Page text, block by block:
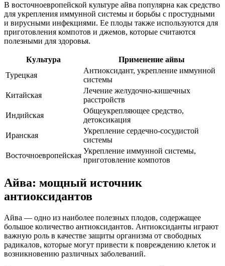
В восточноевропейской культуре айва популярна как средство
для укрепления иммунной системы и борьбы с простудными
и вирусными инфекциями. Ее плоды также используются для
приготовления компотов и джемов, которые считаются
полезными для здоровья.
Культура
Применение айвы
Турецкая
Антиоксидант, укрепление иммунной
системы
Китайская
Лечение желудочно-кишечных
расстройств
Индийская
Общеукрепляющее средство,
детоксикация
Иранская
Укрепление сердечно-сосудистой
системы
Восточноевропейская
Укрепление иммунной системы,
приготовление компотов
Айва: мощный источник
антиоксидантов
Айва — одно из наиболее полезных плодов, содержащее
большое количество антиоксидантов. Антиоксиданты играют
важную роль в качестве защиты организма от свободных
радикалов, которые могут привести к повреждению клеток и
возникновению различных заболеваний.